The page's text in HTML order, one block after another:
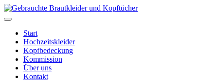
Start
Hochzeitskleider
Kopfbedeckung
Kommission
Über uns
Kontakt